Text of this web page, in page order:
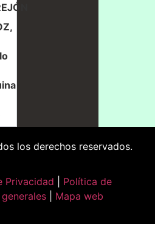
los derechos reservados.
Privacidad
Política de
Mapa web